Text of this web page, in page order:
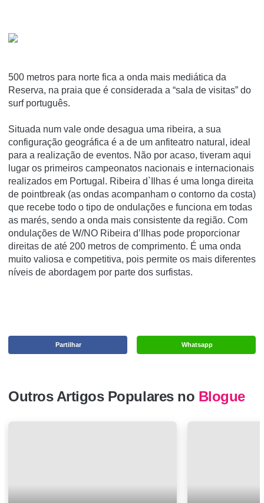
500 metros para norte fica a onda mais mediática da
Reserva, na praia que é considerada a “sala de visitas” do
surf português.
Situada num vale onde desagua uma ribeira, a sua
configuração geográfica é a de um anfiteatro natural, ideal
para a realização de eventos. Não por acaso, tiveram aqui
lugar os primeiros campeonatos nacionais e internacionais
realizados em Portugal. Ribeira d`Ilhas é uma longa direita
de pointbreak (as ondas acompanham o contorno da costa)
que recebe todo o tipo de ondulações e funciona em todas
as marés, sendo a onda mais consistente da região. Com
ondulações de W/NO Ribeira d’Ilhas pode proporcionar
direitas de até 200 metros de comprimento. É uma onda
muito valiosa e competitiva, pois permite os mais diferentes
níveis de abordagem por parte dos surfistas.
Whatsapp
Partilhar
Outros Artigos Populares no Blogue